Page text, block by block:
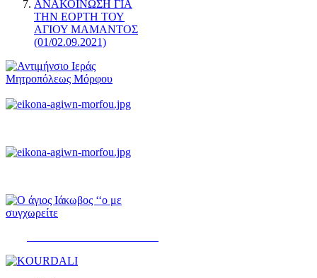
ΑΝΑΚΟΙΝΩΣΗ ΓΙΑ
ΤΗΝ ΕΟΡΤΗ ΤΟΥ
ΑΓΙΟΥ ΜΑΜΑΝΤΟΣ
(01/02.09.2021)